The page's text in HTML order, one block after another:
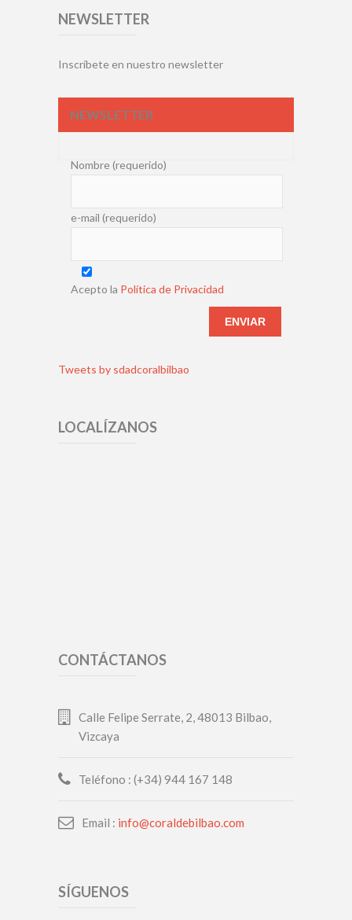
NEWSLETTER
Inscríbete en nuestro newsletter
NEWSLETTER
Nombre (requerido)
e-mail (requerido)
Acepto la Política de Privacidad
Tweets by sdadcoralbilbao
LOCALÍZANOS
CONTÁCTANOS
Calle Felipe Serrate, 2, 48013 Bilbao,
Vizcaya
Teléfono : (+34) 944 167 148
Email : info@coraldebilbao.com
SÍGUENOS